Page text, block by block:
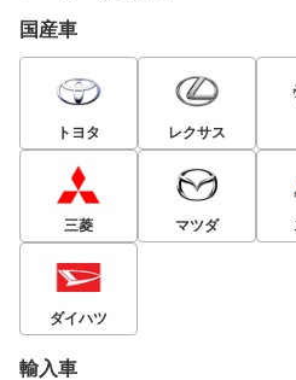
国産車
トヨタ レクサス
三菱 マツダ
ダイハツ
輸入車